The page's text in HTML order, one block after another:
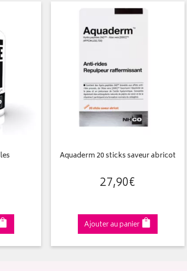
Aquaderm 20 sticks saveur abricot
27,90€
Ajouter au panier